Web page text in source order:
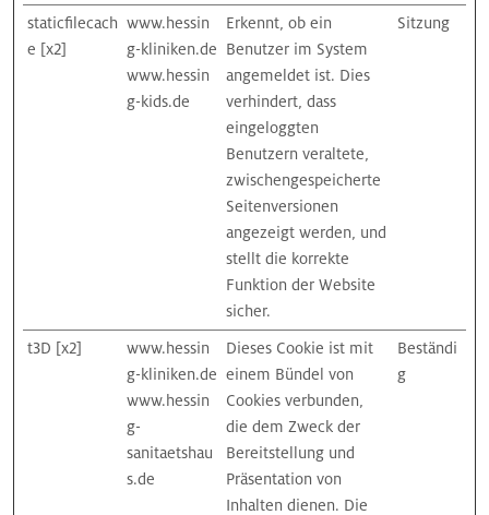
staticfilecach
e [x2]
www.hessin
g-kliniken.de
www.hessin
g-kids.de
Erkennt, ob ein
Benutzer im System
angemeldet ist. Dies
verhindert, dass
eingeloggten
Benutzern veraltete,
zwischengespeicherte
Seitenversionen
angezeigt werden, und
stellt die korrekte
Funktion der Website
sicher.
Sitzung
t3D [x2]
www.hessin
g-kliniken.de
www.hessin
g-
sanitaetshau
s.de
Dieses Cookie ist mit
einem Bündel von
Cookies verbunden,
die dem Zweck der
Bereitstellung und
Präsentation von
Inhalten dienen. Die
Beständi
g